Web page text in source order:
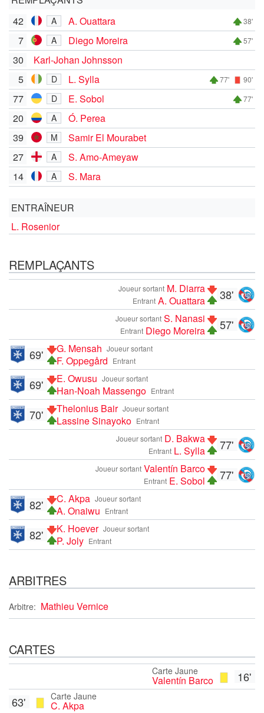
42
A A. Ouattara 38'
7 A Diego Moreira 57'
30
Karl-Johan Johnsson
5
D L. Sylla 77' 90'
77 D E. Sobol 77'
20 A
Ó. Perea
39
M
Samir El Mourabet
27
A
S. Amo-Ameyaw
14
A S. Mara
ENTRAÎNEUR
L. Rosenior
REMPLAÇANTS
38'
Joueur sortant M. Diarra
Entrant A. Ouattara
57'
Joueur sortant S. Nanasi
Entrant Diego Moreira
Joueur sortant
G. Mensah
Entrant
F. Oppegård
69'
Joueur sortant
E. Owusu
Entrant
Han-Noah Massengo
69'
Joueur sortant
Thelonius Bair
Entrant
Lassine Sinayoko
70'
77'
Joueur sortant D. Bakwa
Entrant L. Sylla
77'
Joueur sortant Valentín Barco
Entrant E. Sobol
Joueur sortant
C. Akpa
Entrant
A. Onaiwu
82'
Joueur sortant
K. Hoever
Entrant
P. Joly
82'
ARBITRES
Arbitre: Mathieu Vernice
CARTES
16'
Carte Jaune
Valentín Barco
Carte Jaune
C. Akpa
63'